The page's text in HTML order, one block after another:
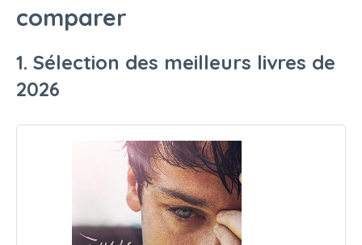
comparer
1. Sélection des meilleurs livres de
2026